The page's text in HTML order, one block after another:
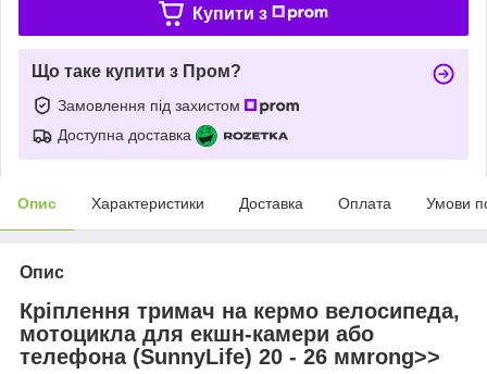
Купити з
Що таке купити з Пром?
Замовлення під захистом
Доступна доставка
Опис Характеристики Доставка Оплата Умови
Опис
Кріплення тримач на кермо велосипеда,
мотоцикла для екшн-камери або
телефона (SunnyLife) 20 - 26 ммrong>>